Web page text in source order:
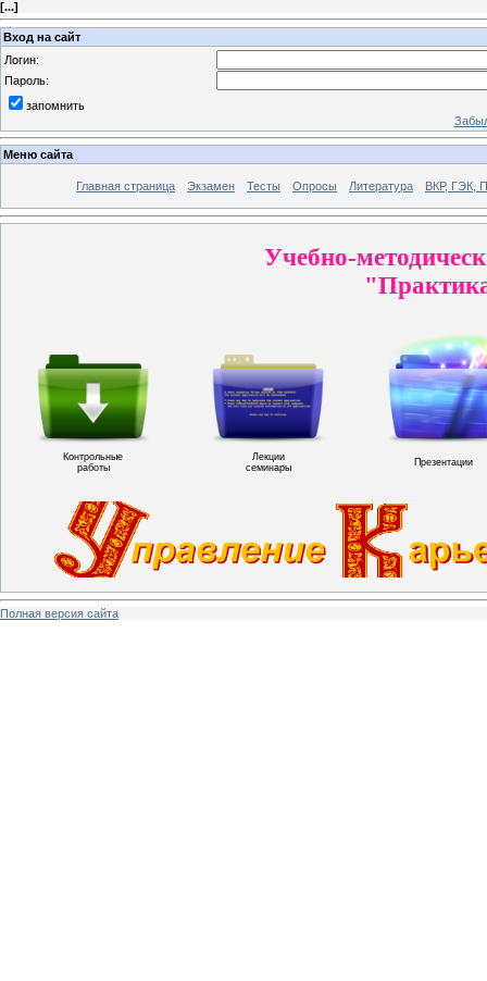
[...]
Вход на сайт
Логин:
Пароль:
запомнить
Меню сайта
Главная страница Экзамен Тесты Опросы Литература ВКР, ГЭК,
Учебно-
Контрольные
работы
Лекции
семинары
Презентации
Полная версия сайта